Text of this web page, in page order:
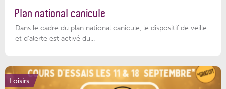
Plan national canicule
Dans le cadre du plan national canicule, le dispositif de veille
et d’alerte est activé du...
Loisirs